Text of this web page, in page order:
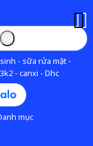
- sữa rửa mặt -
- canxi - Dhc
mục